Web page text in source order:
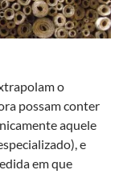
o
possam conter
aquele
e
em que